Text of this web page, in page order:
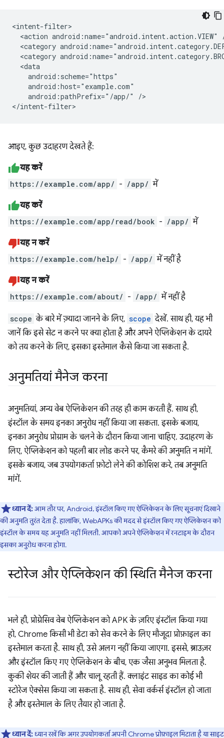
<action android:name="android.intent.action.VIEW"
<category
<category
android:pathPrefix="/app/"
/>
आइए, कुछ उदाहरण देखते हैं:
यह करें
https://example.com/app/ - /app/ में
यह करें
https://example.com/app/read/book - /app/ में
यह न करें
https://example.com/help/ - /app/ में नहीं है
यह न करें
https://example.com/about/ - /app/ में नहीं है
scope के बारे में ज़्यादा जानने के लिए, scope देखें. साथ ही, यह भी
जानें कि इसे सेट न करने पर क्या होता है और अपने ऐप्लिकेशन के दायरे
को तय करने के लिए, इसका इस्तेमाल कैसे किया जा सकता है.
अनुमतियां मैनेज करना
अनुमतियां, अन्य वेब ऐप्लिकेशन की तरह ही काम करती हैं. साथ ही,
इंस्टॉल के समय इनका अनुरोध नहीं किया जा सकता. इसके बजाय,
इनका अनुरोध प्रोग्राम के चलने के दौरान किया जाना चाहिए. उदाहरण के
लिए, ऐप्लिकेशन को पहली बार लोड करने पर, कैमरे की अनुमति न मांगें.
इसके बजाय, जब उपयोगकर्ता फ़ोटो लेने की कोशिश करे, तब अनुमति
मांगें.
ध्यान दें:आम तौर पर, Android, इंस्टॉल किए गए ऐप्लिकेशन के लिए सूचनाएं दिखाने
की अनुमति तुरंत देता है. हालांकि, WebAPKs की मदद से इंस्टॉल किए गए ऐप्लिकेशन को
इंस्टॉल के समय यह अनुमति नहीं मिलती. आपको अपने ऐप्लिकेशन में रनटाइम के दौरान
इसका अनुरोध करना होगा.
स्टोरेज और ऐप्लिकेशन की स्थिति मैनेज करना
भले ही, प्रोग्रेसिव वेब ऐप्लिकेशन को APK के ज़रिए इंस्टॉल किया गया
हो, Chrome किसी भी डेटा को सेव करने के लिए मौजूदा प्रोफ़ाइल का
इस्तेमाल करता है. साथ ही, उसे अलग नहीं किया जाएगा. इससे, ब्राउज़र
और इंस्टॉल किए गए ऐप्लिकेशन के बीच, एक जैसा अनुभव मिलता है.
कुकी शेयर की जाती हैं और चालू रहती हैं. क्लाइंट साइड का कोई भी
स्टोरेज ऐक्सेस किया जा सकता है. साथ ही, सेवा वर्कर्स इंस्टॉल हो जाता
है और इस्तेमाल के लिए तैयार हो जाता है.
ध्यान दें:ध्यान रखें कि अगर उपयोगकर्ता अपनी Chrome प्रोफ़ाइल मिटाता है या साइट